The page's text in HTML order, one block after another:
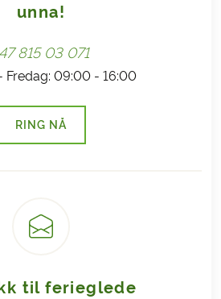
unna!
815 03 071
Fredag: 09:00 - 16:00
RING NÅ
(LENKE ÅPNES I NY FANE)
til ferieglede